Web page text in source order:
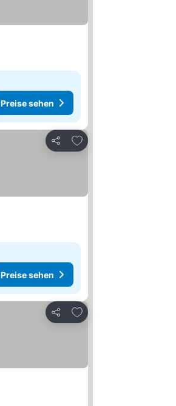
Preise sehen
Teilen
Zu Favoriten hinzufügen
Preise sehen
Teilen
Zu Favoriten hinzufügen